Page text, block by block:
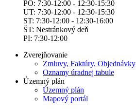
PO: 7:30-12:00 - 12:30-15:30
UT: 7:30-12:00 - 12:30-15:30
ST: 7:30-12:00 - 12:30-16:00
ŠT: Nestránkový deň
PI: 7:30-12:00
Zverejňovanie
Zmluvy, Faktúry, Objednávky
Oznamy úradnej tabule
Územný plán
Územný plán
Mapový portál